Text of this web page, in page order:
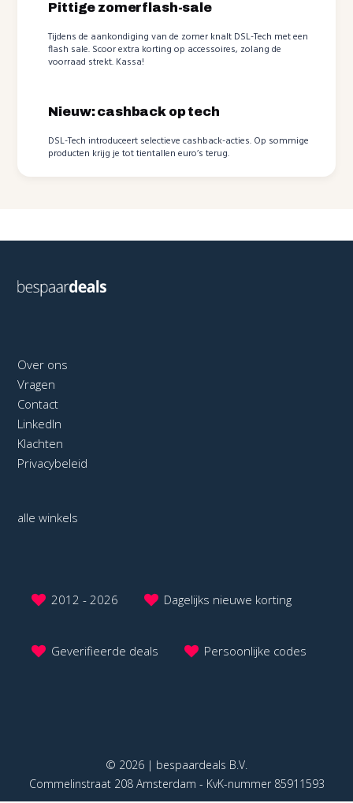
Pittige zomerflash-sale
Tijdens de aankondiging van de zomer knalt DSL-Tech met een
flash sale. Scoor extra korting op accessoires, zolang de
voorraad strekt. Kassa!
Nieuw: cashback op tech
DSL-Tech introduceert selectieve cashback-acties. Op sommige
producten krijg je tot tientallen euro’s terug.
Over ons
Vragen
Contact
LinkedIn
Klachten
Privacybeleid
alle winkels
2012 - 2026 Dagelijks nieuwe korting
Geverifieerde deals Persoonlijke codes
© 2026 | bespaardeals B.V.
Commelinstraat 208 Amsterdam - KvK-nummer 85911593